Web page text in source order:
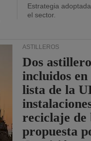
Estrategia
el sector.
ASTILLEROS
Dos
incluidos
lista de la
reciclaje de
propuesta